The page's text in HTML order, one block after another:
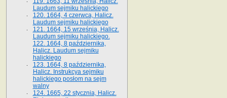
Laudum sejmiku halickiego
120. 1664, 4 czerwca, Halicz.
Laudum sejmiku halickiego
121. 1664, 15 września, Halicz.
Laudum sejmiku halickiego.
122. 1664, 8 października,
Halicz. Laudum sejmiku
halickiego
123. 1664, 8 października,
Halicz. Instrukcya sejmiku
halickiego posłom na sejm
walny
124. 1665, 22 stycznia, Halicz.